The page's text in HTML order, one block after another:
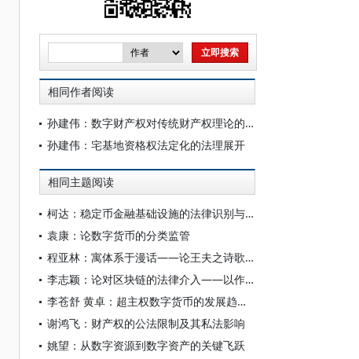
相同作者阅读
孙建伟：数字财产权对传统财产权理论的重构
孙建伟：宅基地资格权法定化的法理展开
相同主题阅读
柯达：稳定币金融基础设施的法律识别与风险治理
袁康：论数字货币的分类监管
程亚林：寓体系于漫话——论王夫之诗歌理论体系
李志颖：论对区块链的法律介入——以作为修辞的去中心化为研究起点
李苍舒 黄卓：超主权数字货币的发展趋势及潜在风险
谢鸿飞：财产权的公法限制及其私法影响
姚望：从数字资源到数字资产的关键飞跃